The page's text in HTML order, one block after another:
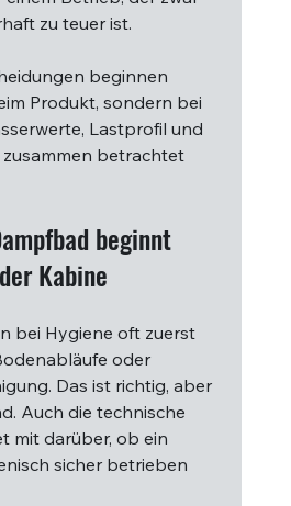
zu teuer ist.
beginnen
Produkt, sondern bei
Lastprofil und
zusammen betrachtet
beginnt
Kabine
bei Hygiene oft zuerst
oder
Das ist richtig, aber
Auch die technische
mit darüber, ob ein
sicher betrieben